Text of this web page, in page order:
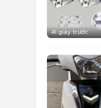
41 giây trước